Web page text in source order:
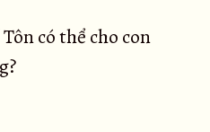
có thể cho con